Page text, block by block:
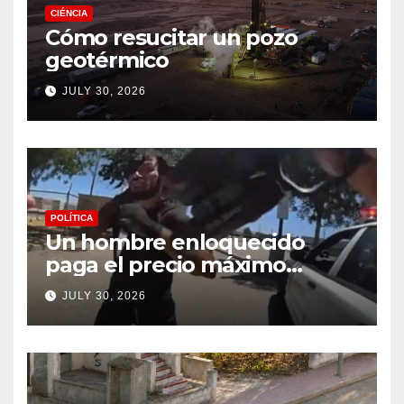
CIÉNCIA
Cómo resucitar un pozo
geotérmico
JULY 30, 2026
POLÍTICA
Un hombre enloquecido
paga el precio máximo
después de llevar un cuchillo
a un tiroteo con agentes del
condado de Los Ángeles
(VIDEO) * The Gateway
Pundit * por Cullen
JULY 30, 2026